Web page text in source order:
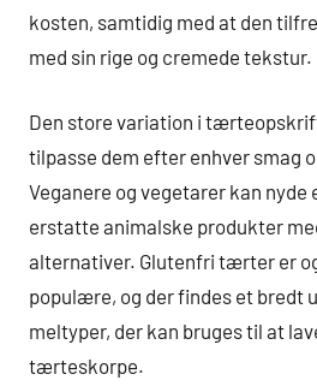
kosten, samtidig med at den
med sin rige og cremede tekstur.
Den store variation i
tilpasse dem efter enhver smag
Veganere og vegetarer kan
erstatte animalske produkter
alternativer. Glutenfri tærter er
populære, og der findes et bredt
meltyper, der kan bruges til at
tærteskorpe.